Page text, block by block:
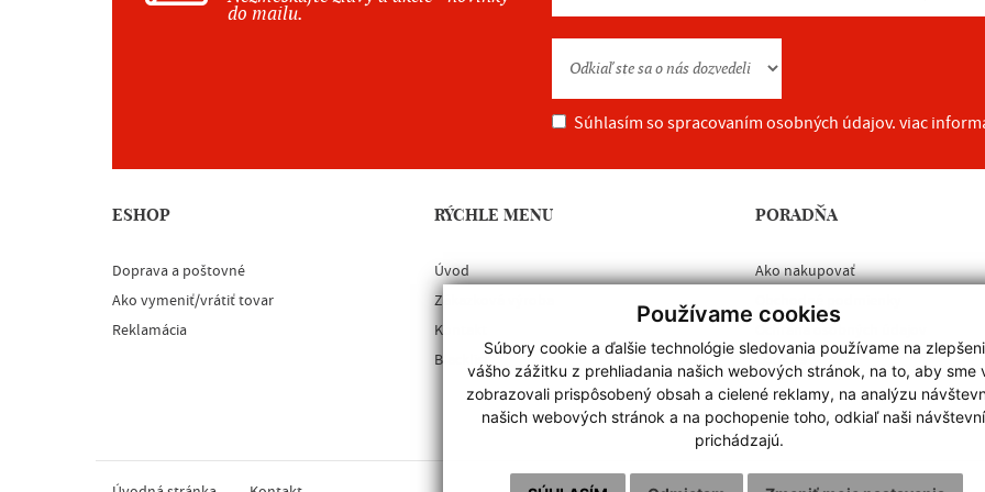
Používame cookies
Súbory cookie a ďalšie technológie sledovania používame na
vášho zážitku z prehliadania našich webových stránok, na to, aby sme
zobrazovali prispôsobený obsah a cielené reklamy, na analýzu
našich webových stránok a na pochopenie toho, odkiaľ naši
prichádzajú.
do mailu.
Súhlasím so spracovaním osobných údajov. viac
ESHOP
Doprava a poštovné
Ako vymeniť/vrátiť tovar
Reklamácia
RÝCHLE MENU
Úvod
Zákazková výroba
Kontakt
Blacklist
PORADŇA
Ako nakupovať
Obchodné podmienky
Cookies